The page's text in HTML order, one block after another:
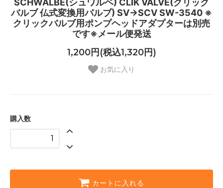
SCHWALBE(シュワルベ) CLIK VALVE(クリック
バルブ 仏式変換用バルブ) SV→SCV SW-3540 ※
クリックバルブ用ポンプヘッドアダプターは別売
です※メール便発送
1,200円(税込1,320円)
お気に入り
購入数
カートに入れる